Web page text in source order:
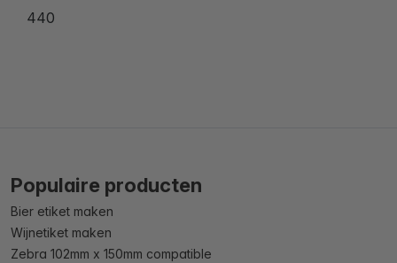
440
Populaire producten
Bier etiket maken
Wijnetiket maken
Zebra 102mm x 150mm compatible